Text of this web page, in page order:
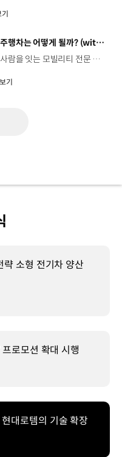
GPS가 멈추면 자율주행차는 어떻게 될까? (with 우주먼지, 항성) | 현대진행형 팟캐스트 EP. 19
세상을 바꿀 기술과 사람을 잇는 모빌리티 전문 팟캐스트, 현대진행형. 🔊 과학커뮤니케이터 이독실, 여도은 앵커,그리고 새로운 얼굴, 천문학자 우주먼지, 과학 커뮤니케이터 항성과 함께 돌아왔습니다. 열아홉 번째 에피소드에서는 우리에게 익숙한 GPS를 주제로내비게이션이 내 위치를 파악하는 기본 원리부터터널과 도심에서 GPS 정보에 오차가 발생하는 이유,그리고 자율주행 기술과 어떤 방식으로 연결되는지 살펴봅니다. 하늘의 별을 보고 길을 찾던 시대에서오늘날 GPS가 모빌리티를 움직이게 되기까지의 이야기.현대진행형 19편에서 확인해 보세요. 현대진행형 팟빵 ▶현대진행형 애플 팟캐스트 ▶현대진행형 스포티파이 ▶ 00:00 하이라이트00:24 인트로 / 자기소개02:25 별을 보며 길을 찾던 시대03:55 GPS가 내 위치를 찾는 원리05:39 내비게이션은 왜 가끔 엉뚱한 길로 갈까?08:56 어느 날 GPS가 일제히 멈춘다면?09:39 GPS가 멈추면 자율주행차는 어떻게 될까11:21 더 안전하게 길을 읽는 센서퓨전 기술12:30 자율주행 시대, 도로도 함께 진화해야 한다15:51 길을 잘 찾는 자율주행, '촉'이 생길 수 있을까?19:10 GPS가 어려워하는 '높이'를 예측하려면20:42 자율주행 시대의 고정밀 지도, 솔맵23:38 내비게이션 길 찾기 알고리즘과 새로운 기능들26:11 별자리를 찾아주는 선루프? 천문학자가 미래 자동차에 바라는 것28:30 이동 경험을 확장하는 미래 모빌리티의 역할 *본 영상에 포함된 참여자의 의견은 현대자동차그룹의 공식 입장과 다를 수 있습니다. #현대자동차그룹 #현대진행형 #모빌리티팟캐스트 #GPS #인공위성 #자율주행 #센서퓨전 #모빌리티 #팟캐스트
기
로모션 확대 시행
대로템의 기술 확장